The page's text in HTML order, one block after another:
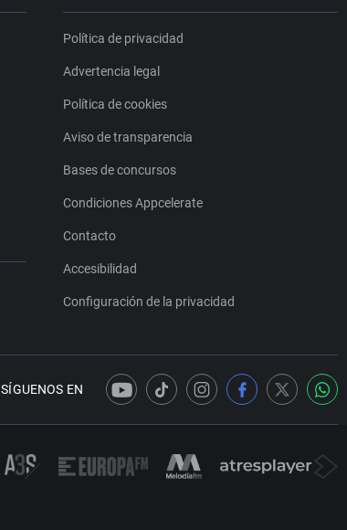
Política de privacidad
Advertencia legal
Política de cookies
Aviso de transparencia
Bases de concursos
Condiciones Appcelerate
Contacto
Accesibilidad
Configuración de la privacidad
SÍGUENOS EN